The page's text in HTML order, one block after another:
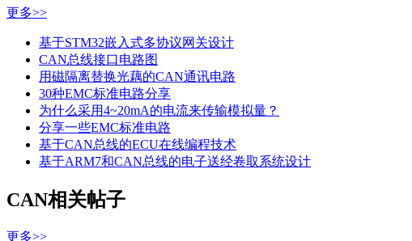
更多>>
基于STM32嵌入式多协议网关设计
CAN总线接口电路图
用磁隔离替换光藕的CAN通讯电路
30种EMC标准电路分享
为什么采用4~20mA的电流来传输模拟量？
分享一些EMC标准电路
基于CAN总线的ECU在线编程技术
基于ARM7和CAN总线的电子送经卷取系统设计
CAN相关帖子
更多>>